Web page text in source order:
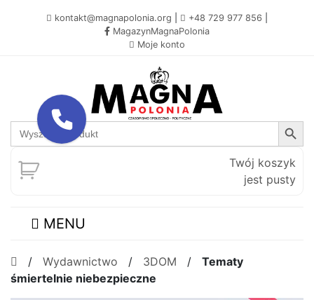
kontakt@magnapolonia.org +48 729 977 856
MagazynMagnaPolonia
Moje konto
Search
for:
Search Button
Twój koszyk
jest pusty
MENU
/ Wydawnictwo / 3DOM / Tematy
śmiertelnie niebezpieczne